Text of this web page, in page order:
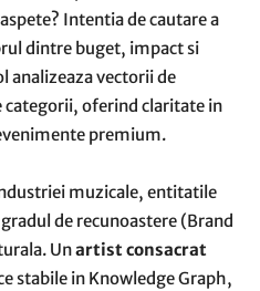
Intentia de cautare a
dintre buget, impact si
analizeaza vectorii de
oferind claritate in
premium.
muzicale, entitatile
de recunoastere (Brand
Unartist consacrat
stabile in Knowledge Graph,